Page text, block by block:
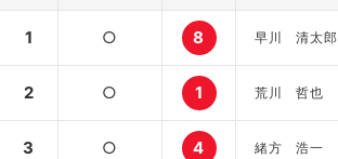
1 ○ 8 早川 清太郎
2 ○ 1 荒川 哲也
3 ○ 4 緒方 浩一